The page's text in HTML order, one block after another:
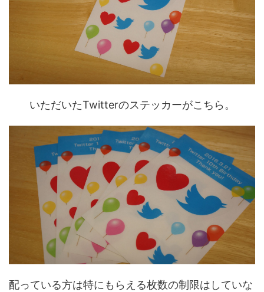
いただいたTwitterのステッカーがこちら。
配っている方は特にもらえる枚数の制限はしていな